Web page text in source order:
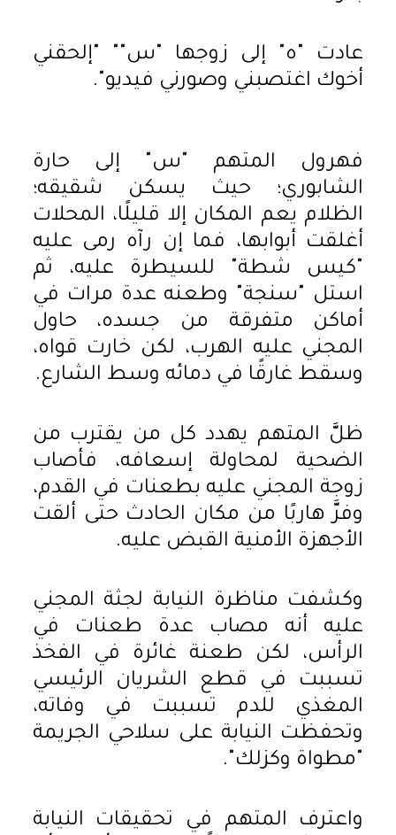
عادت "ه" إلى زوجها "س"" "إلحقني
أخوك اغتصبني وصورني فيديو".
فهرول المتهم "س" إلى حارة
الشابوري؛ حيث يسكن شقيقه؛
الظلام يعم المكان إلا قليلًا، المحلات
أغلقت أبوابها، فما إن رآه رمى عليه
"كيس شطة" للسيطرة عليه، ثم
استل "سنجة" وطعنه عدة مرات في
أماكن متفرقة من جسده، حاول
المجني عليه الهرب، لكن خارت قواه،
وسقط غارقًا في دمائه وسط الشارع.
ظلَّ المتهم يهدد كل من يقترب من
الضحية لمحاولة إسعافه، فأصاب
زوجة المجني عليه بطعنات في القدم،
وفرَّ هاربًا من مكان الحادث حتى ألقت
الأجهزة الأمنية القبض عليه.
وكشفت مناظرة النيابة لجثة المجني
عليه أنه مصاب عدة طعنات في
الرأس، لكن طعنة غائرة في الفخذ
تسببت في قطع الشريان الرئيسي
المغذي للدم تسببت في وفاته،
وتحفظت النيابة على سلاحي الجريمة
"مطواة وكزلك".
واعترف المتهم في تحقيقات النيابة